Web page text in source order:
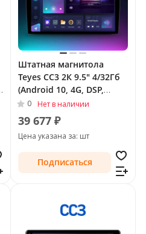
Штатная магнитола
Teyes CC3 2К 9.5" 4/32Гб
(Android 10, 4G, DSP,
QLed) для Audi TT II (8J)
Рестайлинг 2010 - 2014
0 Нет в наличии
39 677 ₽
Цена указана за: шт
Подписаться